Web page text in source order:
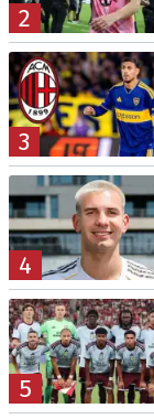
2
3
4
5